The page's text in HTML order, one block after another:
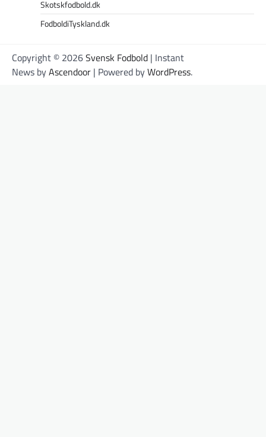
Skotskfodbold.dk
FodboldiTyskland.dk
Copyright © 2026Svensk Fodbold | Instant
News byAscendoor | Powered byWordPress.